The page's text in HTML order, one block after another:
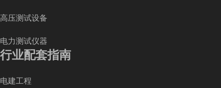
高压测试设备
电力测试仪器
行业配套指南
电建工程